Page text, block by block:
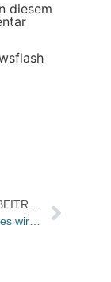
diesem
NÄCHSTER BEITRAG
Christof Siemes wird neuer Textchef der ZEIT